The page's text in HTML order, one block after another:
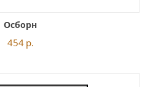
Осборн
454 р.